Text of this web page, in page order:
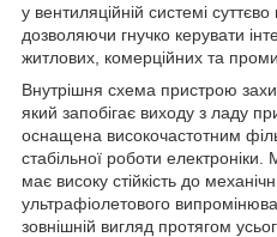
у вентиляційній системі
дозволяючи гнучко керувати
житлових, комерційних та
Внутрішня схема пристрою
який запобігає виходу з ладу
оснащена високочастотним
стабільної роботи
має високу стійкість до
ультрафіолетового
зовнішній вигляд протягом